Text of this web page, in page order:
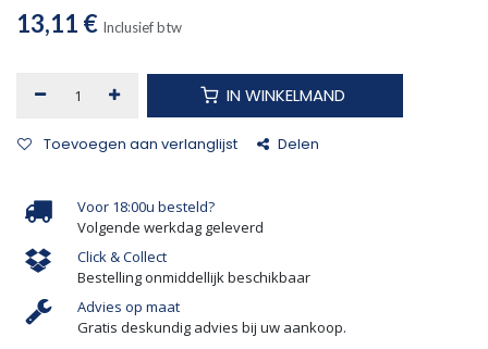
13,11 € Inclusief btw
IN WINKELMAND
Toevoegen aan verlanglijst Delen
Voor 18:00u besteld?
Volgende werkdag geleverd
Click & Collect
Bestelling onmiddellijk beschikbaar
Advies op maat
Gratis deskundig advies bij uw aankoop.